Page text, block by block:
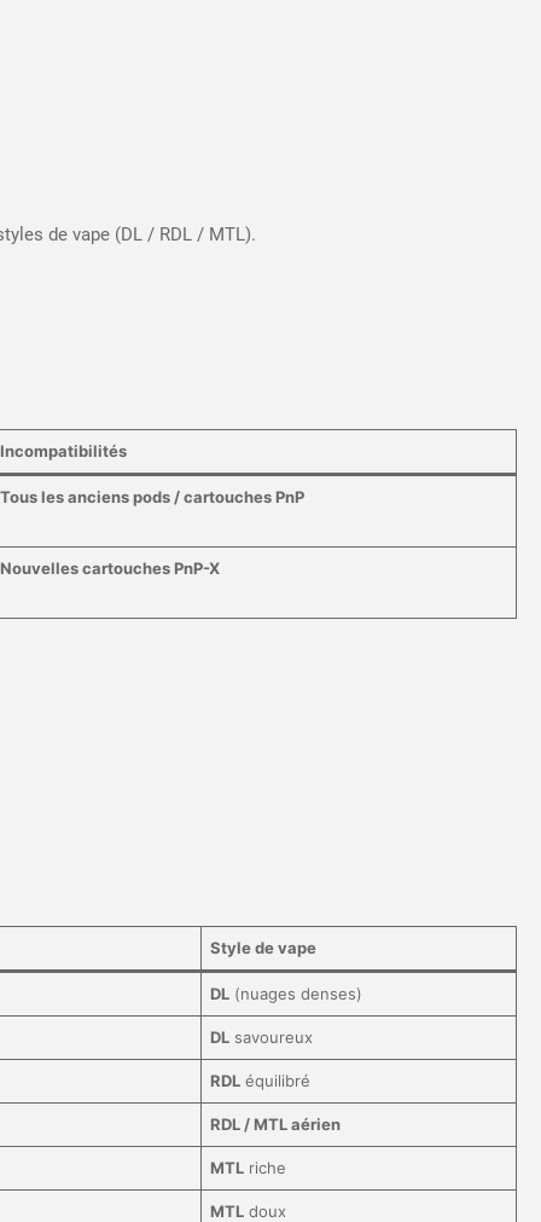
de vape (DL / RDL / MTL).
Incompatibilités
Tous les anciens pods / cartouches PnP
Nouvelles cartouches PnP-X
Style de vape
DL(nuages denses)
DLsavoureux
RDLéquilibré
RDL / MTL aérien
MTLriche
MTLdoux